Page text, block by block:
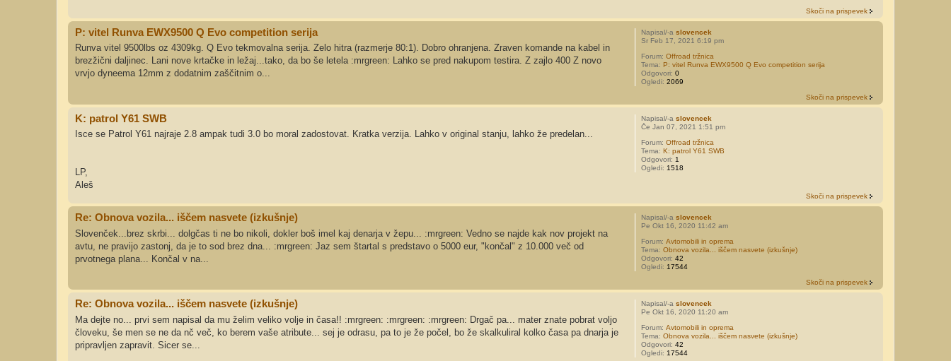
Skoči na prispevek
Napisal/-aslovencek
Sr Feb 17, 2021 6:19 pm
Forum:Offroad tržnica
Tema:P: vitel Runva EWX9500 Q Evo competition serija
Odgovori:0
Ogledi:2069
P: vitel Runva EWX9500 Q Evo competition serija
Runva vitel 9500lbs oz 4309kg. Q Evo tekmovalna serija. Zelo hitra (razmerje 80:1). Dobro ohranjena. Zraven komande na kabel in
brezžični daljinec. Lani nove krtačke in ležaj...tako, da bo še letela :mrgreen: Lahko se pred nakupom testira. Z zajlo 400 Z novo
vrvjo dyneema 12mm z dodatnim zaščitnim o...
Skoči na prispevek
Napisal/-aslovencek
Če Jan 07, 2021 1:51 pm
Forum:Offroad tržnica
Tema:K: patrol Y61 SWB
Odgovori: 1
Ogledi: 1518
K: patrol Y61 SWB
Isce se Patrol Y61 najraje 2.8 ampak tudi 3.0 bo moral zadostovat. Kratka verzija. Lahko v original stanju, lahko že predelan...
LP,
Aleš
Skoči na prispevek
Napisal/-aslovencek
Pe Okt 16, 2020 11:42 am
Forum:Avtomobili in oprema
Tema:Obnova vozila... iščem nasvete (izkušnje)
Odgovori:42
Ogledi: 17544
Re: Obnova vozila... iščem nasvete (izkušnje)
Slovenček...brez skrbi... dolgčas ti ne bo nikoli, dokler boš imel kaj denarja v žepu... :mrgreen: Vedno se najde kak nov projekt na
avtu, ne pravijo zastonj, da je to sod brez dna... :mrgreen: Jaz sem štartal s predstavo o 5000 eur, "končal" z 10.000 več od
prvotnega plana... Končal v na...
Skoči na prispevek
Napisal/-aslovencek
Pe Okt 16, 2020 11:20 am
Forum:Avtomobili in oprema
Tema:Obnova vozila... iščem nasvete (izkušnje)
Odgovori:42
Ogledi: 17544
Re: Obnova vozila... iščem nasvete (izkušnje)
Ma dejte no... prvi sem napisal da mu želim veliko volje in časa!! :mrgreen: :mrgreen: :mrgreen: Drgač pa... mater znate pobrat voljo
človeku, še men se ne da nč več, ko berem vaše atribute... sej je odrasu, pa to je že počel, bo že skalkuliral kolko časa pa dnarja je
pripravljen zapravit. Sicer se...